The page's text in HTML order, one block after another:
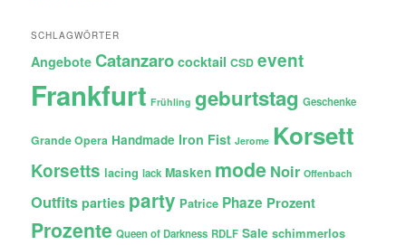
SCHLAGWÖRTER
Angebote Catanzaro cocktail CSD event
Frankfurt Frühling geburtstag Geschenke
Grande Opera Handmade Iron Fist Jerome Korsett
Korsetts lacing lack Masken mode Noir Offenbach
Outfits parties party Patrice Phaze Prozent
Prozente Queen of Darkness RDLF Sale schimmerlos